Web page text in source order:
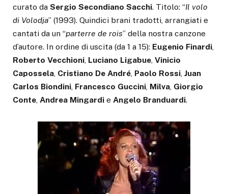
curato da Sergio Secondiano Sacchi. Titolo: “Il volo
di Volodja” (1993). Quindici brani tradotti, arrangiati e
cantati da un “parterre de rois” della nostra canzone
d’autore. In ordine di uscita (da 1 a 15): Eugenio Finardi
Roberto Vecchioni Luciano Ligabue Vinicio
Capossela Cristiano De André Paolo Rossi Juan
Carlos Biondini Francesco Guccini Milva Giorgio
Conte Andrea Mingardi e Angelo Branduardi.